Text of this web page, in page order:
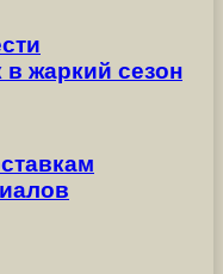
жаркий сезон